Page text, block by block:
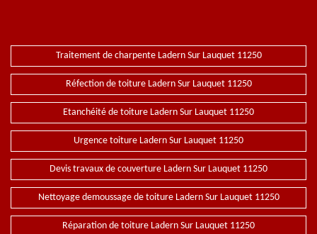
Traitement de charpente Ladern Sur Lauquet 11250
Réfection de toiture Ladern Sur Lauquet 11250
Etanchéité de toiture Ladern Sur Lauquet 11250
Urgence toiture Ladern Sur Lauquet 11250
Devis travaux de couverture Ladern Sur Lauquet 11250
Nettoyage demoussage de toiture Ladern Sur Lauquet 11250
Réparation de toiture Ladern Sur Lauquet 11250